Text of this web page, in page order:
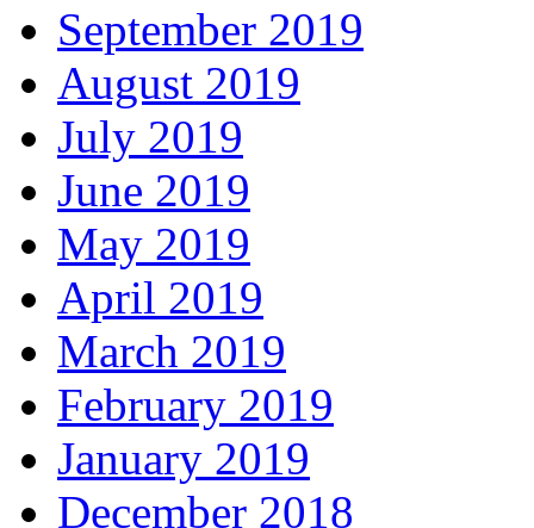
September 2019
August 2019
July 2019
June 2019
May 2019
April 2019
March 2019
February 2019
January 2019
December 2018